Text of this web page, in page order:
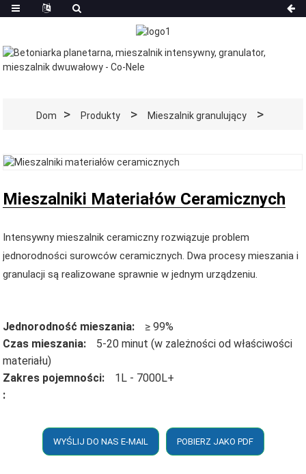
Dom Produkty Mieszalnik granulujący
Mieszalniki Materiałów Ceramicznych
Intensywny mieszalnik ceramiczny rozwiązuje problem
jednorodności surowców ceramicznych. Dwa procesy mieszania i
granulacji są realizowane sprawnie w jednym urządzeniu.
Jednorodność mieszania:
≥ 99%
Czas mieszania:
5-20 minut (w zależności od właściwości
materiału)
Zakres pojemności:
1L - 7000L+
:
WYŚLIJ DO NAS E-MAIL POBIERZ JAKO PDF